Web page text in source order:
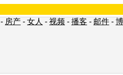
- 房产 - 女人 - 视频 - 播客 - 邮件 -